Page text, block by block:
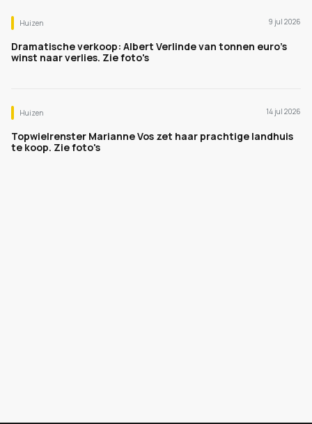
Huizen 9 jul 2026
Dramatische verkoop: Albert Verlinde van tonnen euro's
winst naar verlies. Zie foto's
Huizen 14 jul 2026
Topwielrenster Marianne Vos zet haar prachtige landhuis
te koop. Zie foto's